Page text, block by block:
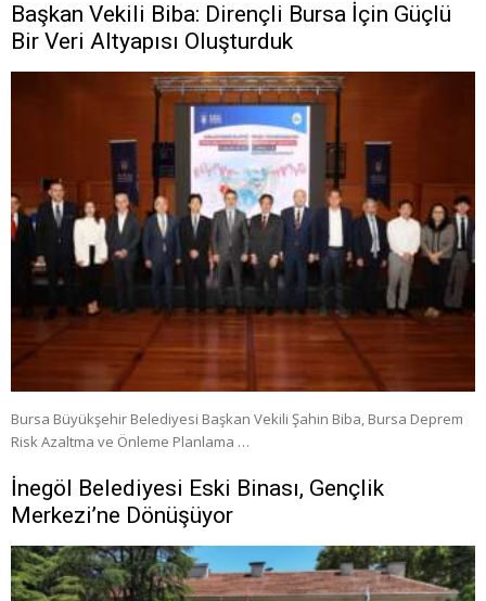
Başkan Vekili Biba: Dirençli Bursa İçin Güçlü
Bir Veri Altyapısı Oluşturduk
Bursa Büyükşehir Belediyesi Başkan Vekili Şahin Biba, Bursa Deprem
Risk Azaltma ve Önleme Planlama …
İnegöl Belediyesi Eski Binası, Gençlik
Merkezi’ne Dönüşüyor